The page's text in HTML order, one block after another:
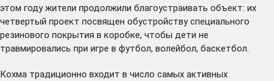
этом году жители продолжили благоустраивать объект: их
четвертый проект посвящен обустройству специального
резинового покрытия в коробке, чтобы дети не
травмировались при игре в футбол, волейбол, баскетбол.
Кохма традиционно входит в число самых активных